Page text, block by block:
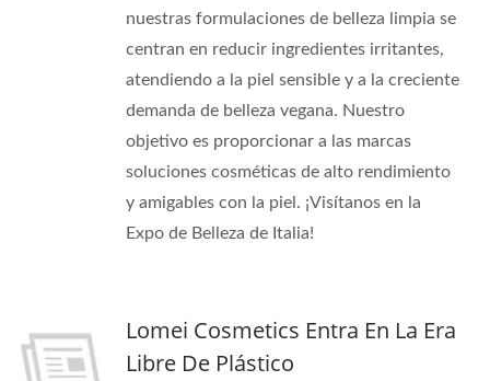
nuestras formulaciones de belleza limpia se
centran en reducir ingredientes irritantes,
atendiendo a la piel sensible y a la creciente
demanda de belleza vegana. Nuestro
objetivo es proporcionar a las marcas
soluciones cosméticas de alto rendimiento
y amigables con la piel. ¡Visítanos en la
Expo de Belleza de Italia!
Lomei Cosmetics Entra En La Era
Libre De Plástico